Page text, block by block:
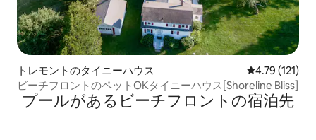
トレモントのタイニーハウス レビュー121
4.79 (121)
ビーチフロントのペットOKタイニーハウス[Shoreline Bliss]
プールがあるビーチフロントの宿泊先